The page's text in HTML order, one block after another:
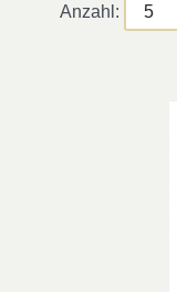
Anzahl: